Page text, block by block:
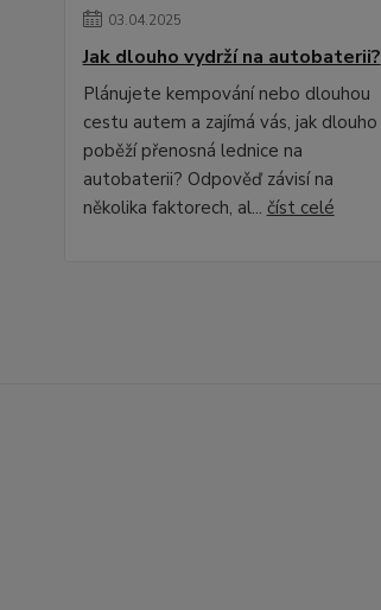
03.04.2025
Jak dlouho vydrží na autobaterii?
Plánujete kempování nebo dlouhou
cestu autem a zajímá vás, jak dlouho
poběží přenosná lednice na
autobaterii? Odpověď závisí na
několika faktorech, al... číst celé